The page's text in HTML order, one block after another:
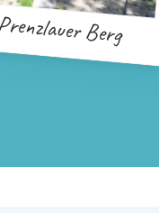
Berg